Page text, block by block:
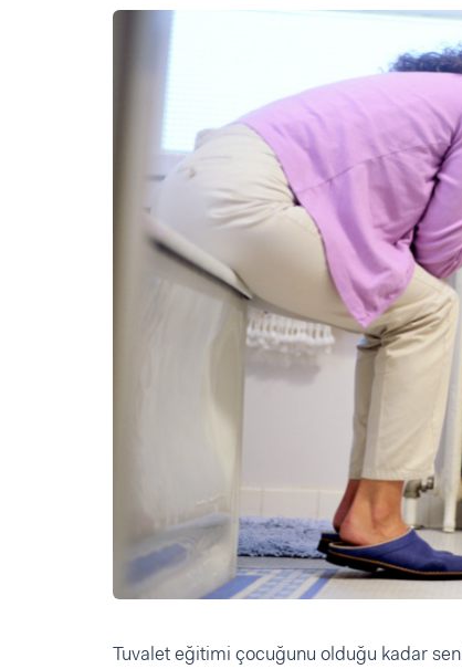
Tuvalet eğitimi çocuğunu olduğu kadar